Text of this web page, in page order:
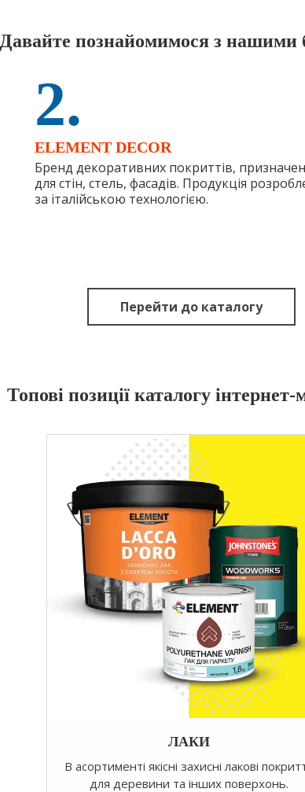
Давайте познайомимося з нашими
2.
ELEMENT DЕCOR
Бренд декоративних покриттів,
для стін, стель, фасадів. Продукція
за італійською технологією.
Перейти до каталогу
Топові позиції каталогу інтернет-
ЛАКИ
В асортименті якісні захисні лакові
для деревини та інших поверхонь.